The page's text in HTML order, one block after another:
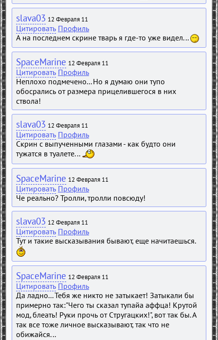
slava03 12 Февраля 11
Цитировать Профиль
А на последнем скрине тварь я где-то уже видел...
SpaceMarine 12 Февраля 11
Цитировать Профиль
Неплохо подмечено... Но я думаю они тупо
обосрались от размера прицелившегося в них
ствола!
slava03 12 Февраля 11
Цитировать Профиль
Скрин с выпученными глазами - как будто они
тужатся в туалете...
SpaceMarine 12 Февраля 11
Цитировать Профиль
Че реально? Тролли, тролли повсюду!
slava03 12 Февраля 11
Цитировать Профиль
Тут и такие высказывания бывают, еще начитаешься.
SpaceMarine 12 Февраля 11
Цитировать Профиль
Да ладно... Тебя же никто не затыкает! Затыкали бы
примерно так:"Чего ты сказал тупайа аффца! Крутой
мод, блеать! Руки прочь от Стругацких!", вот так бы. А
так все тоже личное высказывают, так что не
обижайся...